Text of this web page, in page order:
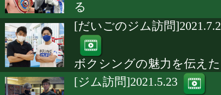
る
[だいごのジム訪問
ボクシングの魅力を伝え
[ジム訪問]2021.5.23